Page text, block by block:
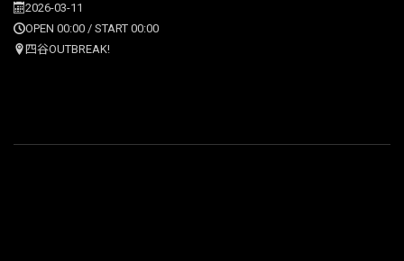
2026-03-11
OPEN 00:00 / START 00:00
四谷OUTBREAK!